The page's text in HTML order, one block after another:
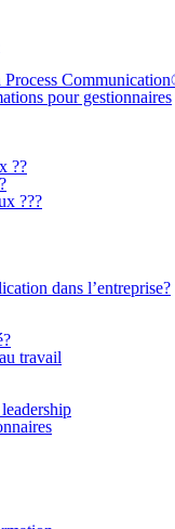
Process
pour gestionnaires
??
???
dans l’entreprise?
travail